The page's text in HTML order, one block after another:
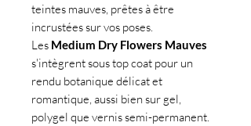
teintes mauves, prêtes à être
incrustées sur vos poses.
Les Medium Dry Flowers Mauves
s'intègrent sous top coat pour un
rendu botanique délicat et
romantique, aussi bien sur gel,
polygel que vernis semi-permanent.